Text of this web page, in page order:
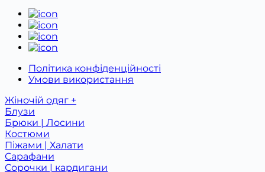
Політика конфіденційності
Умови використання
Жіночій одяг +
Блузи
Брюки | Лосини
Костюми
Піжами | Халати
Сарафани
Сорочки | кардигани